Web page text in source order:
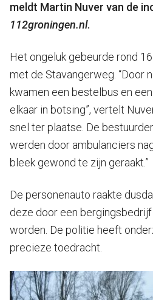
meldt Martin Nuver van de
112groningen.nl.
Het ongeluk gebeurde rond
met de Stavangerweg. “Door
kwamen een bestelbus en
elkaar in botsing”, vertelt
snel ter plaatse. De
werden door ambulanciers
bleek gewond te zijn geraakt.”
De personenauto raakte
deze door een
worden. De politie heeft
precieze toedracht.